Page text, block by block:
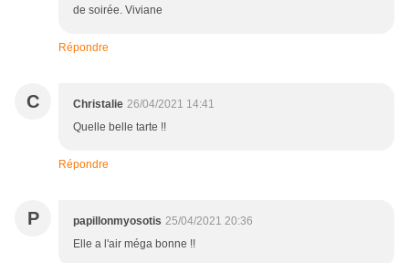
de soirée. Viviane
Répondre
C Christalie 26/04/2021 14:41
Quelle belle tarte !!
Répondre
P papillonmyosotis 25/04/2021 20:36
Elle a l'air méga bonne !!